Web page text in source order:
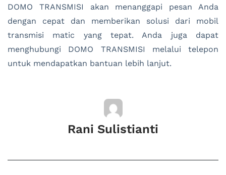
DOMO TRANSMISI akan menanggapi pesan Anda
dengan cepat dan memberikan solusi dari mobil
transmisi matic yang tepat. Anda juga dapat
menghubungi DOMO TRANSMISI melalui telepon
untuk mendapatkan bantuan lebih lanjut.
Rani Sulistianti